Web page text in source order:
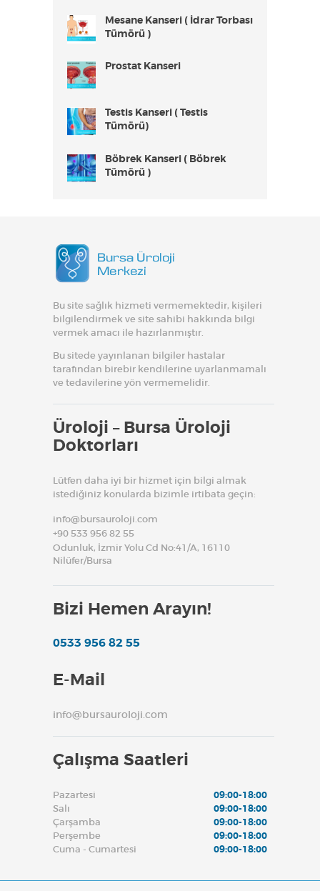
Mesane Kanseri ( İdrar Torbası
Tümörü )
Prostat Kanseri
Testis Kanseri ( Testis
Tümörü)
Böbrek Kanseri ( Böbrek
Tümörü )
Bu site sağlık hizmeti vermemektedir, kişileri
bilgilendirmek ve site sahibi hakkında bilgi
vermek amacı ile hazırlanmıştır.
Bu sitede yayınlanan bilgiler hastalar
tarafından birebir kendilerine uyarlanmamalı
ve tedavilerine yön vermemelidir.
Üroloji – Bursa Üroloji
Doktorları
Lütfen daha iyi bir hizmet için bilgi almak
istediğiniz konularda bizimle irtibata geçin:
info@bursauroloji.com
+90 533 956 82 55
Odunluk, İzmir Yolu Cd No:41/A, 16110
Nilüfer/Bursa
Bizi Hemen Arayın!
0533 956 82 55
E-Mail
info@bursauroloji.com
Çalışma Saatleri
Pazartesi
09:00-18:00
Salı
09:00-18:00
Çarşamba
09:00-18:00
Perşembe
09:00-18:00
Cuma - Cumartesi
09:00-18:00